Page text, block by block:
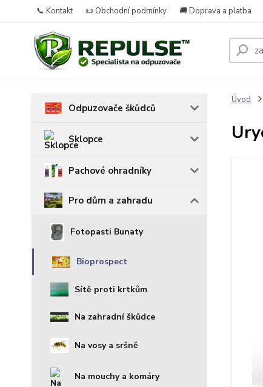
📞 Kontakt 📜 Obchodní podmínky 🚚 Doprava a platba
Odpuzovače škůdců
Sklopce
Pachové ohradníky
Pro dům a zahradu
Fotopasti Bunaty
Bioprospect
Sítě proti krtkům
Na zahradní škůdce
Na vosy a sršně
Na mouchy a komáry
Úvod